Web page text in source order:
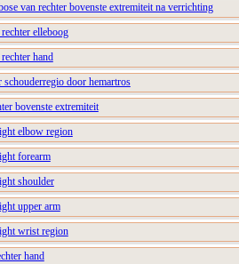
van rechter bovenste extremiteit na verrichting
elleboog
hand
door hemartros
bovenste extremiteit
elbow region
forearm
shoulder
upper arm
wrist region
hand